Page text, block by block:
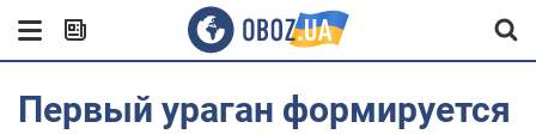
Первый ураган формируется